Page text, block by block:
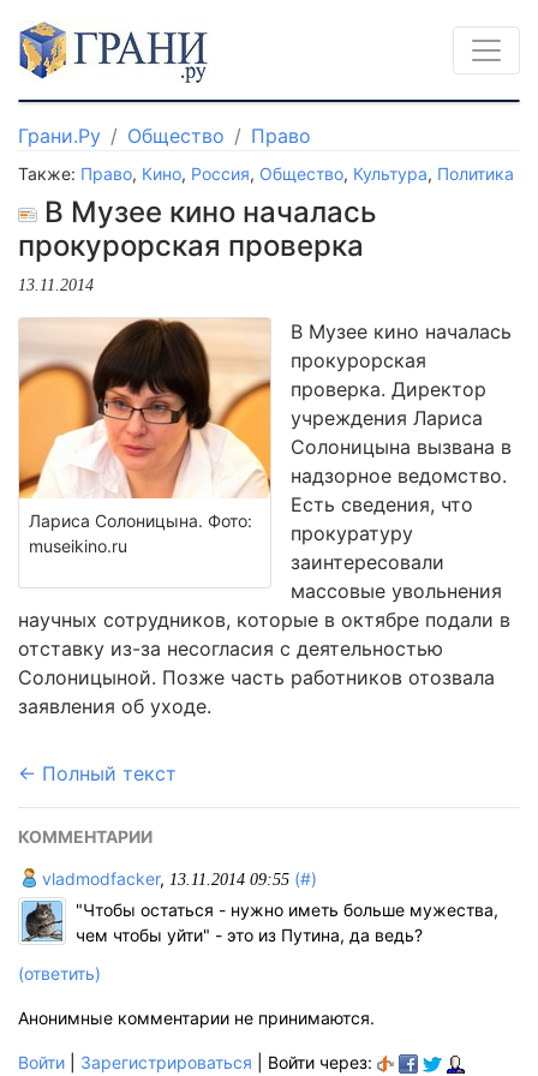
Грани.Ру Общество Право
Также: Право, Кино, Россия, Общество, Культура, Политика
В Музее кино началась
прокурорская проверка
13.11.2014
Лариса Солоницына. Фото:
museikino.ru
В Музее кино началась
прокурорская
проверка. Директор
учреждения Лариса
Солоницына вызвана в
надзорное ведомство.
Есть сведения, что
прокуратуру
заинтересовали
массовые увольнения
научных сотрудников, которые в октябре подали в
отставку из-за несогласия с деятельностью
Солоницыной. Позже часть работников отозвала
заявления об уходе.
← Полный текст
КОММЕНТАРИИ
vladmodfacker, 13.11.2014 09:55 (#)
"Чтобы остаться - нужно иметь больше мужества,
чем чтобы уйти" - это из Путина, да ведь?
(ответить)
Анонимные комментарии не принимаются.
Войти Зарегистрироваться | Войти через: